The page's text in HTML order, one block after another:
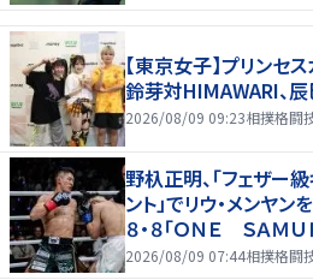
【東京女子】プリン
鈴芽対HIMAWARI、
2026/08/09 09:23相撲格闘
野杁正明、「フェザー
ント」でリウ・メンヤ
８・８「ＯＮＥ ＳＡＭ
2026/08/09 07:44相撲格闘